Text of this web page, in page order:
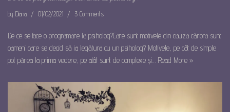
by Diana 01/02/2021 3 Comments
De ce se face o programare la psiholog?Care sunt motivele din cauza cărora sunt
oameni care se decid să ia legătura cu un psiholog?​ Motivele, pe cât de simple
pot părea la prima vedere, pe atât sunt de complexe și… Read More »